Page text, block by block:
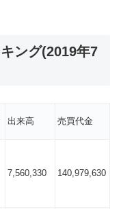
ング(2019年7
出来高 売買代金
7,560,330 140,979,630